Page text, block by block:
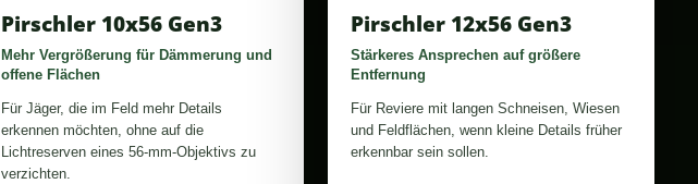
Pirschler 10x56 Gen3
Mehr Vergrößerung für Dämmerung und
offene Flächen
Für Jäger, die im Feld mehr Details
erkennen möchten, ohne auf die
Lichtreserven eines 56-mm-Objektivs zu
verzichten.
Pirschler 12x56 Gen3
Stärkeres Ansprechen auf größere
Entfernung
Für Reviere mit langen Schneisen, Wiesen
und Feldflächen, wenn kleine Details früher
erkennbar sein sollen.